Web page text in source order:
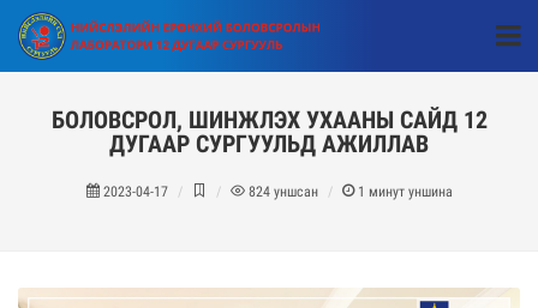
БОЛОВСРОЛ, ШИНЖЛЭХ УХААНЫ САЙД 12
ДУГААР СУРГУУЛЬД АЖИЛЛАВ
2023-04-17 824 уншсан 1 минут уншина